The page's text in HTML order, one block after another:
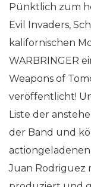
Pünktlich zum
Evil Invaders,
kalifornischen
WARBRINGER
Weapons of
veröffentlicht!
Liste der
der Band und
Juan Rodriguez